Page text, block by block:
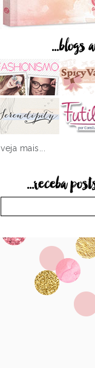
...blogs
veja mais...
...receba